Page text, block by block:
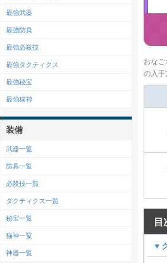
おな
の入手
目
▼
最強武器
最強防具
最強必殺技
最強タクティクス
最強秘宝
最強猫神
装備
武器一覧
防具一覧
必殺技一覧
タクティクス一覧
秘宝一覧
猫神一覧
神器一覧